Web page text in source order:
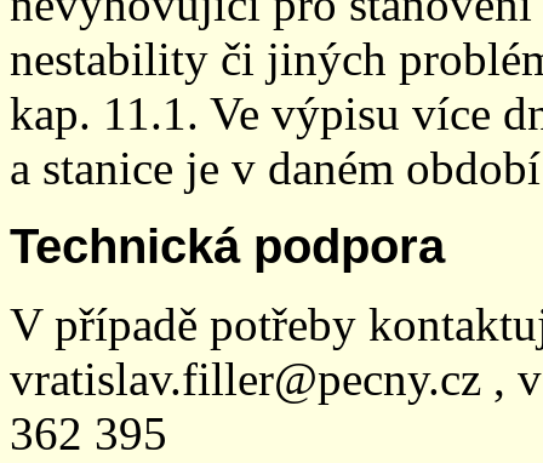
nestability či jiných
kap. 11.1. Ve výpisu více
a stanice je v daném
Technická podpora
V případě potřeby
vratislav.filler@pecny.cz ,
362 395